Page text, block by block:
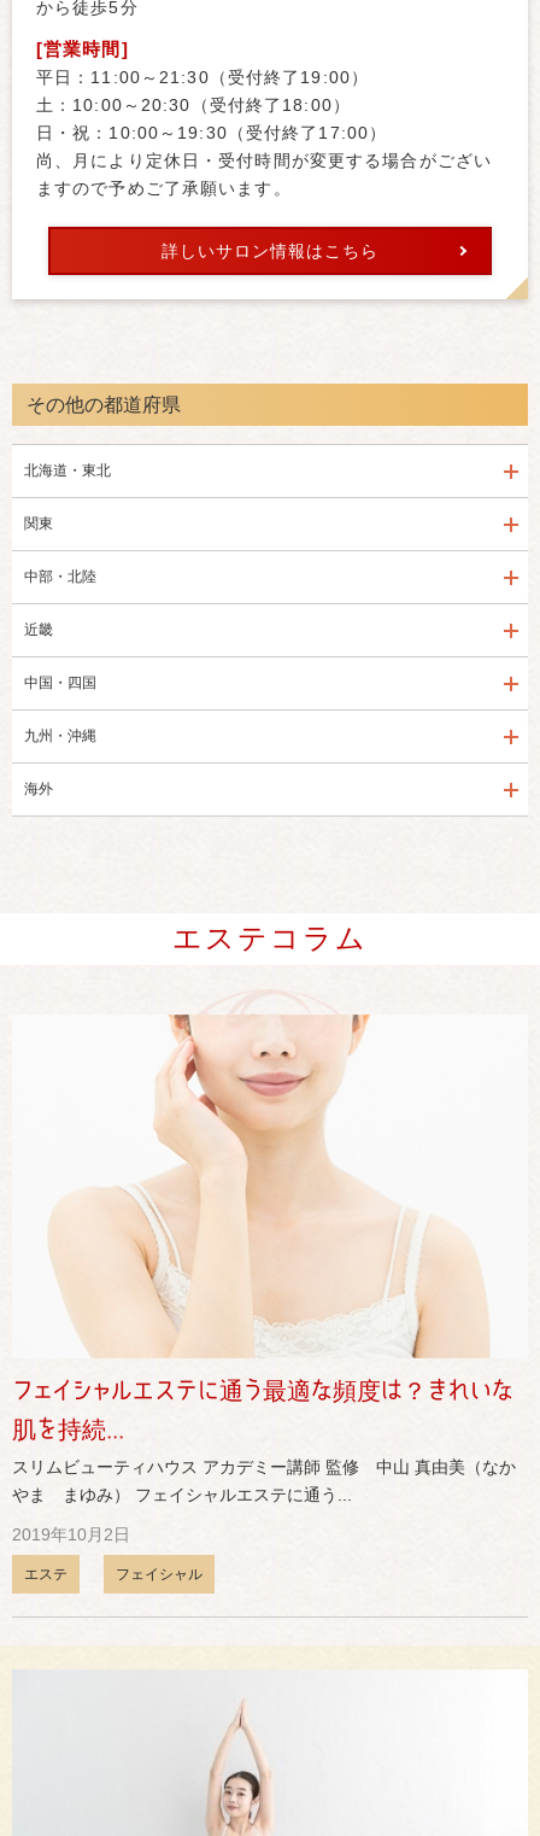
から徒歩5分
[営業時間]
平日：11:00～21:30（受付終了19:00）
土：10:00～20:30（受付終了18:00）
日・祝：10:00～19:30（受付終了17:00）
尚、月により定休日・受付時間が変更する場合がござい
ますので予めご了承願います。
詳しいサロン情報はこちら
その他の都道府県
北海道・東北
関東
中部・北陸
近畿
中国・四国
九州・沖縄
海外
エステコラム
フェイシャルエステに通う最適な頻度は？きれいな
肌を持続...
スリムビューティハウス アカデミー講師 監修 中山 真由美（なか
やま まゆみ） フェイシャルエステに通う...
2019年10月2日
エステ フェイシャル